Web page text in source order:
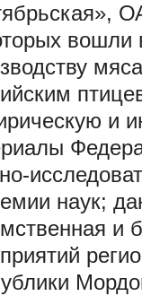
вошли
и
наук;
и